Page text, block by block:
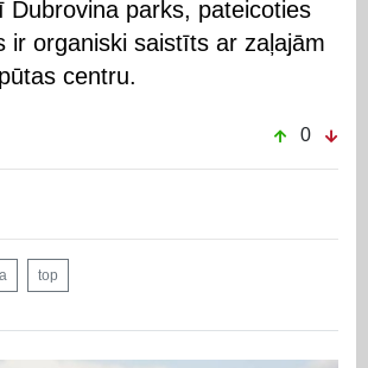
Dubrovina parks, pateicoties
ir organiski saistīts ar zaļajām
centru.
0
top